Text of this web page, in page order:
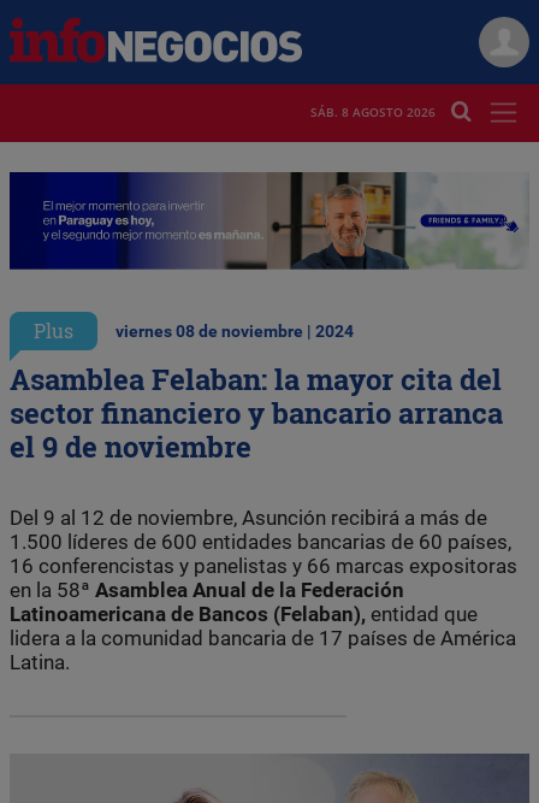
SÁB. 8 AGOSTO 2026
Plus viernes 08 de noviembre | 2024
Asamblea Felaban: la mayor cita del
sector financiero y bancario arranca
el 9 de noviembre
Del 9 al 12 de noviembre, Asunción recibirá a más de
1.500 líderes de 600 entidades bancarias de 60 países,
16 conferencistas y panelistas y 66 marcas expositoras
en la 58ª Asamblea Anual de la Federación
Latinoamericana de Bancos (Felaban), entidad que
lidera a la comunidad bancaria de 17 países de América
Latina.